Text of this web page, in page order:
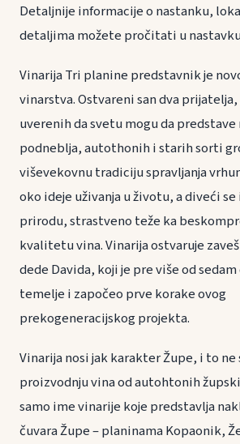
Detaljnije informacije o nastanku,
detaljima možete pročitati u
Vinarija Tri planine predstavnik je
vinarstva. Ostvareni san dva
uverenih da svetu mogu da
podneblja, autothonih i starih sorti
viševekovnu tradiciju spravljanja
oko ideje uživanja u životu, a diveći
prirodu, strastveno teže ka
kvalitetu vina. Vinarija ostvaruje
dede Davida, koji je pre više od
temelje i započeo prve korake ovog
prekogeneracijskog projekta.
Vinarija nosi jak karakter Župe, i to ne
proizvodnju vina od autohtonih
samo ime vinarije koje predstavlja
čuvara Župe – planinama Kopaonik,